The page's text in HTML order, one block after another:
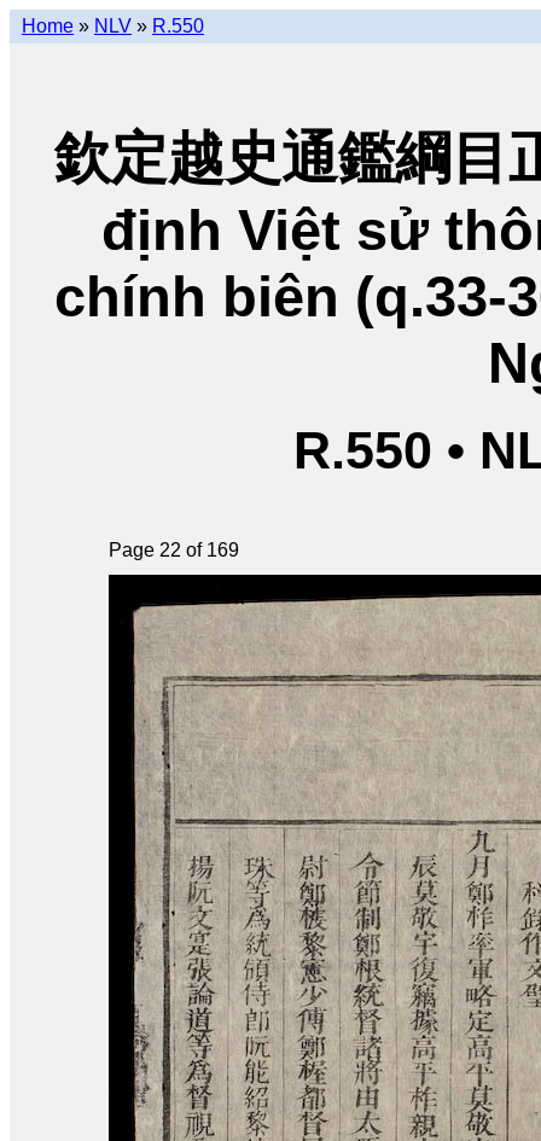
Home » NLV » R.550
欽定越史通鑑綱目
định Việt sử
chính biên (q.33-
R.550 •
Page 22 of 169